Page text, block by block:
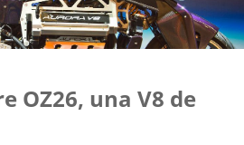
OZ26, una V8 de